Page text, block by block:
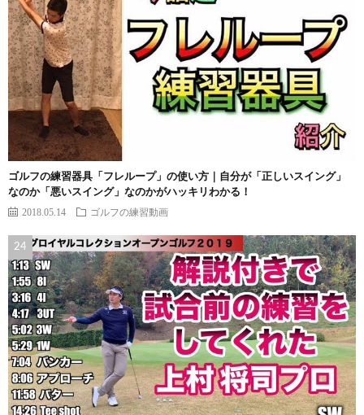
ゴルフの練習器具「フレループ」の使い方｜自分が「正しいスイング」
なのか「悪いスイング」なのかがハッキリわかる！
2018.05.14 ゴルフの練習動画